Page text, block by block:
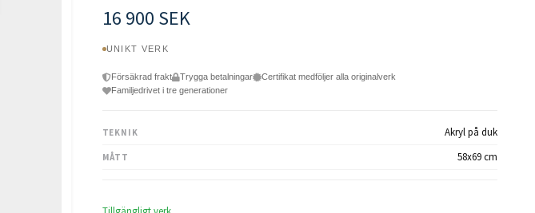
16 900 SEK
UNIKT VERK
Försäkrad frakt Trygga betalningar
Certifikat medföljer alla originalverk
Familjedrivet i tre generationer
TEKNIK Akryl på duk
MÅTT 58x69 cm